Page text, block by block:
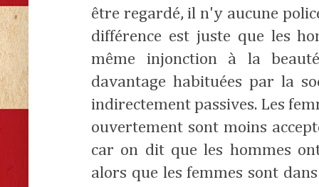
être regardé, il n'y aucune
différence est juste que les
même injonction à la
davantage habituées par la
indirectement passives. Les
ouvertement sont moins
car on dit que les hommes
alors que les femmes sont